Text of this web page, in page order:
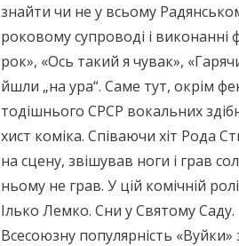
знайти чи не у всьому
роковому супроводі і
рок», «Ось такий я чувак»,
йшли „на ура“. Саме тут, окрім
тодішнього СРСР вокальних
хист коміка. Співаючи хіт Рода
на сцену, звішував ноги і грав
ньому не грав. У цій комічній
Ілько Лемко. Сни у Святому Саду.
Всесоюзну популярність